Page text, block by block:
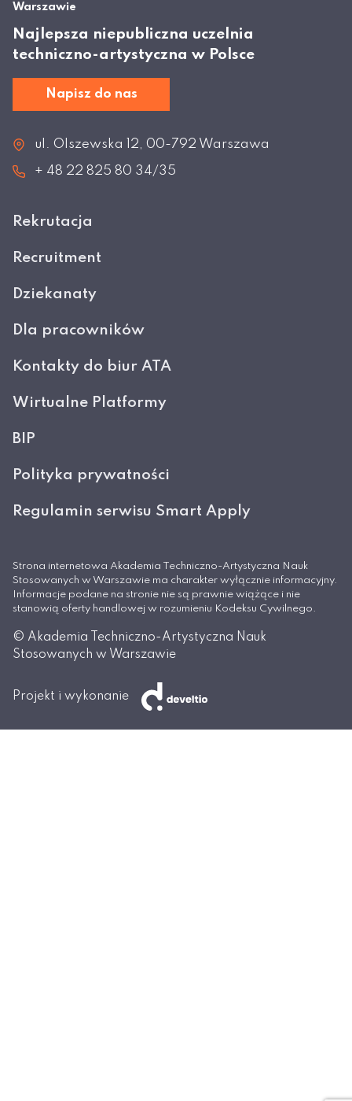
Warszawie
Najlepsza niepubliczna uczelnia
techniczno-artystyczna w Polsce
Napisz do nas
ul. Olszewska 12, 00-792 Warszawa
+ 48 22 825 80 34/35
Rekrutacja
Recruitment
Dziekanaty
Dla pracowników
Kontakty do biur ATA
Wirtualne Platformy
BIP
Polityka prywatności
Regulamin serwisu Smart Apply
Strona internetowa Akademia Techniczno-Artystyczna Nauk
Stosowanych w Warszawie ma charakter wyłącznie informacyjny.
Informacje podane na stronie nie są prawnie wiążące i nie
stanowią oferty handlowej w rozumieniu Kodeksu Cywilnego.
© Akademia Techniczno-Artystyczna Nauk
Stosowanych w Warszawie
Projekt i wykonanie